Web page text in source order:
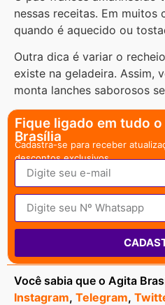
nessas receitas. Em muitos
quando é aquecido ou
Outra dica é variar o
existe na geladeira. Assim,
monta lanches saborosos
Fique ligado em tudo
Brasília
Cadastra-se para receber
descontos exclusivos.
Você sabia que o Agita
Instagram, Telegram,